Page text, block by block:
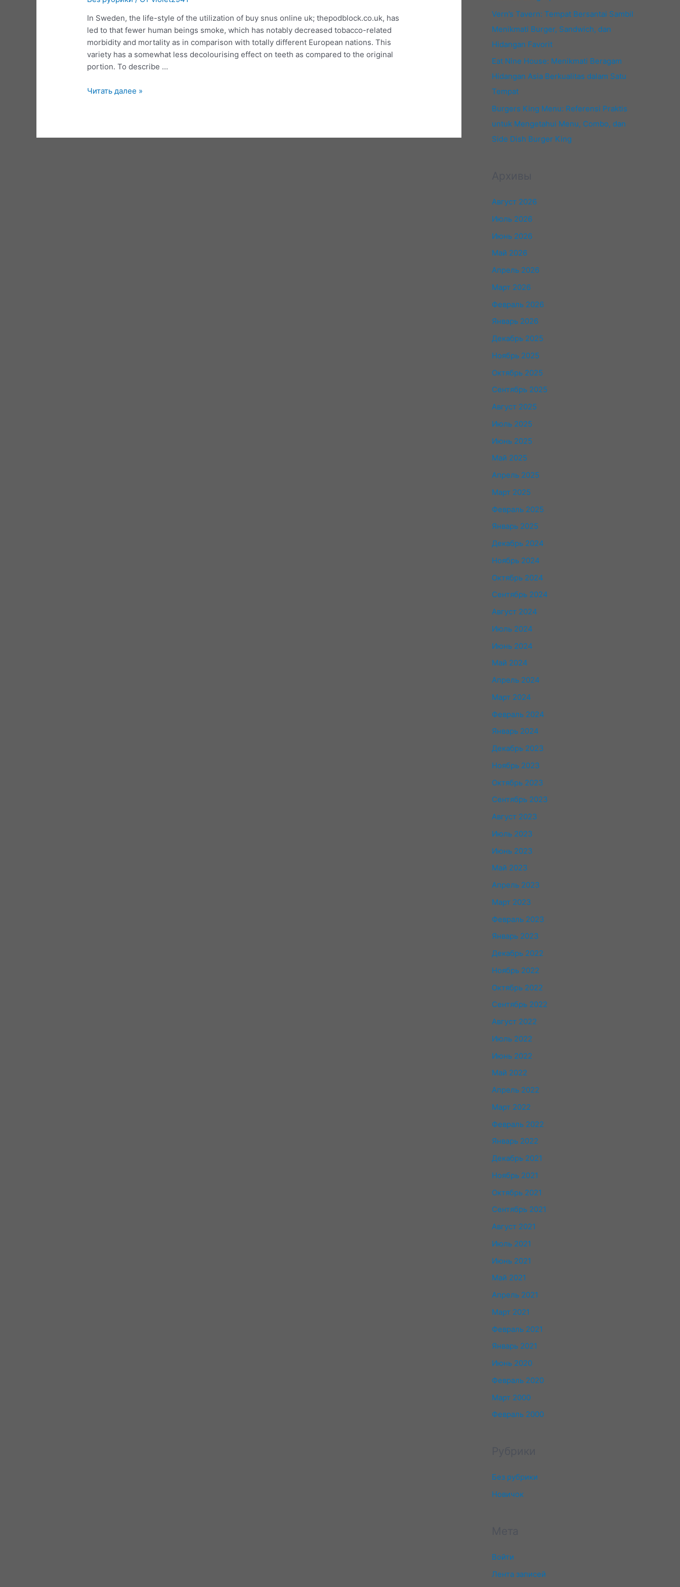
In Sweden, the life-style of the utilization of buy snus online uk; thepodblock.co.uk, has
led to that fewer human beings smoke, which has notably decreased tobacco-related
morbidity and mortality as in comparison with totally different European nations. This
variety has a somewhat less decolourising effect on teeth as compared to the original
portion. To describe …
Rogue
Rogue
Читать далее »
Vern’s Tavern: Tempat Bersantai Sambil
Menikmati Burger, Sandwich, dan
Hidangan Favorit
Eat Nine House: Menikmati Beragam
Hidangan Asia Berkualitas dalam Satu
Tempat
Burgers King Menu: Referensi Praktis
untuk Mengetahui Menu, Combo, dan
Side Dish Burger King
Август 2026
Июль 2026
Июнь 2026
Май 2026
Апрель 2026
Март 2026
Февраль 2026
Январь 2026
Декабрь 2025
Ноябрь 2025
Октябрь 2025
Сентябрь 2025
Август 2025
Июль 2025
Июнь 2025
Май 2025
Апрель 2025
Март 2025
Февраль 2025
Январь 2025
Декабрь 2024
Ноябрь 2024
Октябрь 2024
Сентябрь 2024
Август 2024
Июль 2024
Июнь 2024
Май 2024
Апрель 2024
Март 2024
Февраль 2024
Январь 2024
Декабрь 2023
Ноябрь 2023
Октябрь 2023
Сентябрь 2023
Август 2023
Июль 2023
Июнь 2023
Май 2023
Апрель 2023
Март 2023
Февраль 2023
Январь 2023
Декабрь 2022
Ноябрь 2022
Октябрь 2022
Сентябрь 2022
Август 2022
Июль 2022
Июнь 2022
Май 2022
Апрель 2022
Март 2022
Февраль 2022
Январь 2022
Декабрь 2021
Ноябрь 2021
Октябрь 2021
Сентябрь 2021
Август 2021
Июль 2021
Июнь 2021
Май 2021
Апрель 2021
Март 2021
Февраль 2021
Январь 2021
Июнь 2020
Февраль 2020
Март 2000
Февраль 2000
Без рубрики
Новичок
Войти
Лента записей